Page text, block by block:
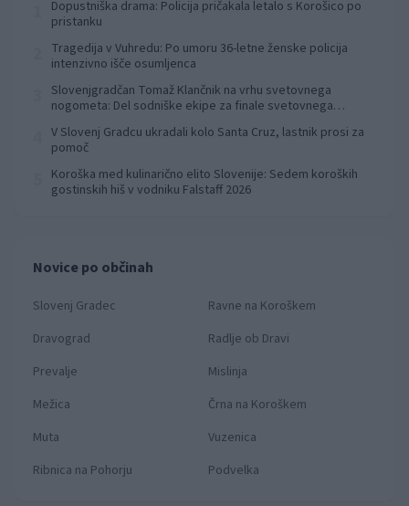
Dopustniška drama: Policija pričakala letalo s Korošico po
pristanku
Tragedija v Vuhredu: Po umoru 36-letne ženske policija
intenzivno išče osumljenca
Slovenjgradčan Tomaž Klančnik na vrhu svetovnega
nogometa: Del sodniške ekipe za finale svetovnega
V Slovenj Gradcu ukradali kolo Santa Cruz, lastnik prosi za
pomoč
Koroška med kulinarično elito Slovenije: Sedem koroških
gostinskih hiš v vodniku Falstaff 2026
Novice po občinah
Slovenj Gradec
Ravne na Koroškem
Dravograd
Radlje ob Dravi
Prevalje
Mislinja
Mežica
Črna na Koroškem
Muta
Vuzenica
Ribnica na Pohorju
Podvelka